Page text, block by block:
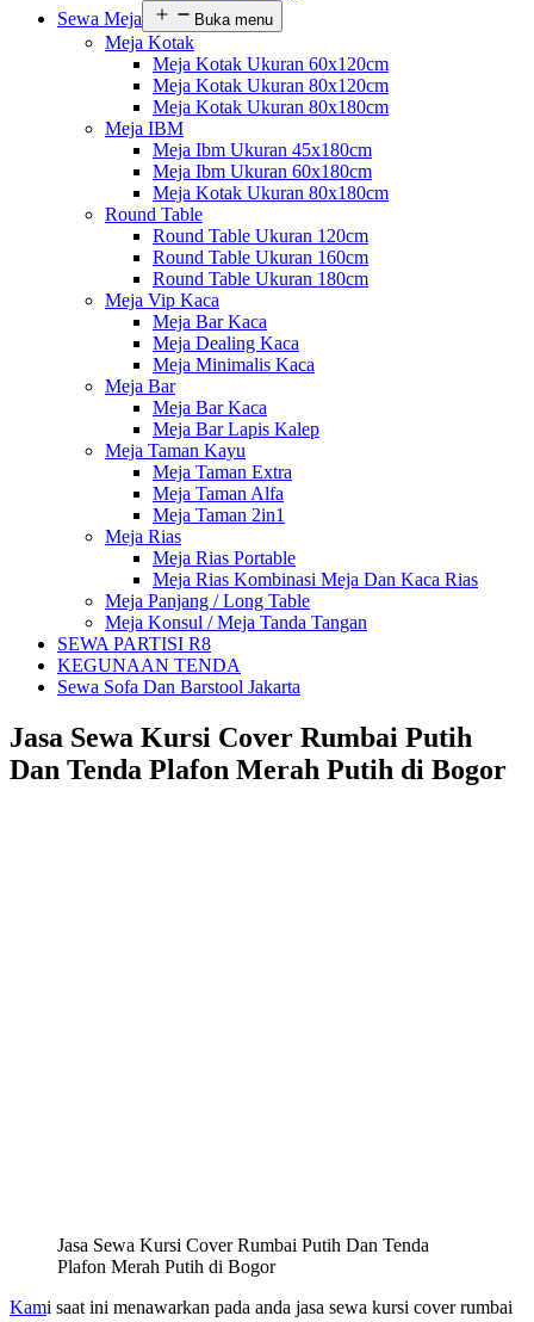
Sewa Meja
Buka menu
Meja Kotak
Meja Kotak Ukuran 60x120cm
Meja Kotak Ukuran 80x120cm
Meja Kotak Ukuran 80x180cm
Meja IBM
Meja Ibm Ukuran 45x180cm
Meja Ibm Ukuran 60x180cm
Meja Kotak Ukuran 80x180cm
Round Table
Round Table Ukuran 120cm
Round Table Ukuran 160cm
Round Table Ukuran 180cm
Meja Vip Kaca
Meja Bar Kaca
Meja Dealing Kaca
Meja Minimalis Kaca
Meja Bar
Meja Bar Kaca
Meja Bar Lapis Kalep
Meja Taman Kayu
Meja Taman Extra
Meja Taman Alfa
Meja Taman 2in1
Meja Rias
Meja Rias Portable
Meja Rias Kombinasi Meja Dan Kaca Rias
Meja Panjang / Long Table
Meja Konsul / Meja Tanda Tangan
SEWA PARTISI R8
KEGUNAAN TENDA
Sewa Sofa Dan Barstool Jakarta
Jasa Sewa Kursi Cover Rumbai Putih
Dan Tenda Plafon Merah Putih di Bogor
Jasa Sewa Kursi Cover Rumbai Putih Dan Tenda
Plafon Merah Putih di Bogor
Kami saat ini menawarkan pada anda jasa sewa kursi cover rumbai